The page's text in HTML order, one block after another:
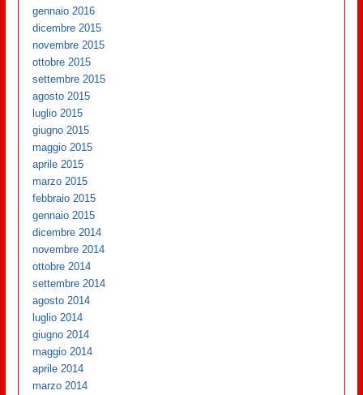
gennaio 2016
dicembre 2015
novembre 2015
ottobre 2015
settembre 2015
agosto 2015
luglio 2015
giugno 2015
maggio 2015
aprile 2015
marzo 2015
febbraio 2015
gennaio 2015
dicembre 2014
novembre 2014
ottobre 2014
settembre 2014
agosto 2014
luglio 2014
giugno 2014
maggio 2014
aprile 2014
marzo 2014